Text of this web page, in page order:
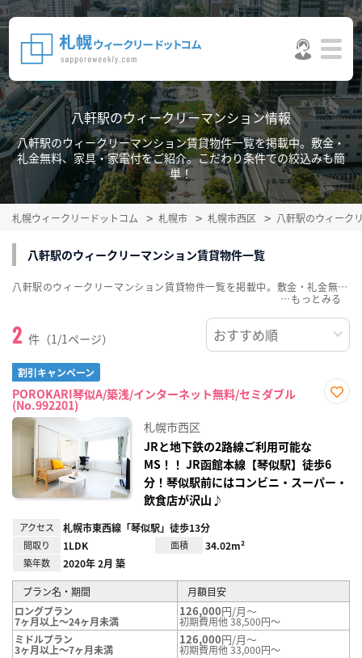
八軒駅のウィークリーマンション情報
八軒駅のウィークリーマンション賃貸物件一覧を掲載中。敷金・
礼金無料、家具・家電付をご紹介。こだわり条件での絞込みも簡
単！
札幌ウィークリードットコム 札幌市 札幌市西区 八軒駅のウィーク
八軒駅のウィークリーマンション賃貸物件一覧
2 件（1/1ページ）
割引キャンペーン
POROKARI琴似A/築浅/インターネット無料/セミダブル
(No.992201)
札幌市西区
JRと地下鉄の2路線ご利用可能な
MS！！ JR函館本線【琴似駅】徒歩6
分！琴似駅前にはコンビニ・スーパー・
飲食店が沢山♪
アクセス 札幌市東西線「琴似駅」徒歩13分
間取り 1LDK 面積 34.02m²
築年数 2020年 2月 築
プラン名・期間
月額目安
ロングプラン
7ヶ月以上～24ヶ月未満
126,000円/月～
初期費用他 38,500円～
ミドルプラン
3ヶ月以上～7ヶ月未満
126,000円/月～
初期費用他 33,000円～
八軒駅のウィークリーマンション賃貸物件一覧を掲載中。敷金・礼金無料、家具・家電付をご紹介。こだわり条件での絞込みも簡単！
…